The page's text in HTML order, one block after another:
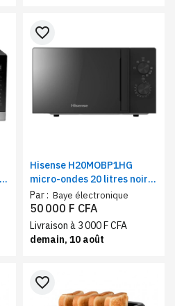
Hisense H20MOBP1HG
micro-ondes 20 litres noir
avec grill | Four micro-
ondes 700W, 5 niveaux de
puissance
Par : Baye électronique
favorite_border
50 000 F CFA
Livraison à 3 000 F CFA
demain, 10 août
favorite_border